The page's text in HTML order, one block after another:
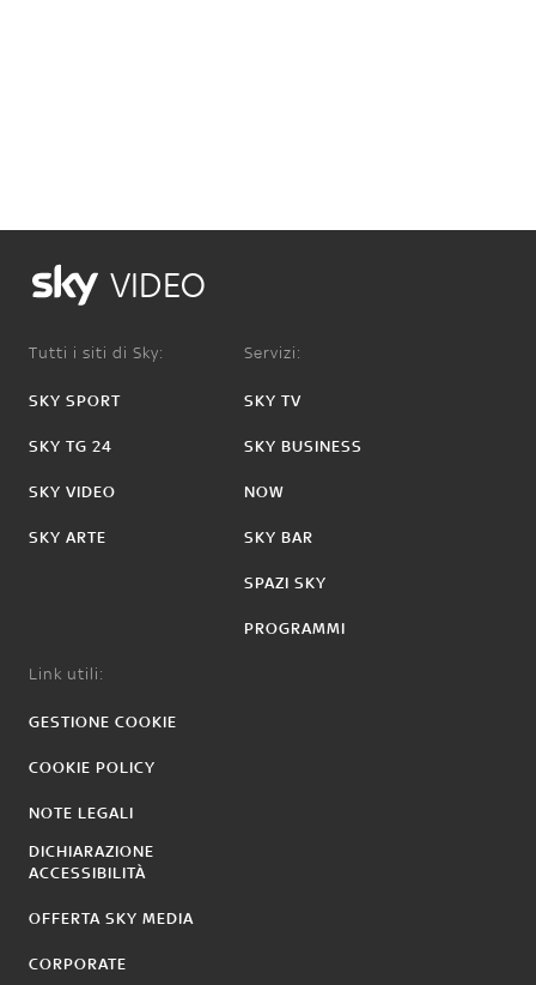
VIDEO
Tutti i siti di Sky:
SKY SPORT
SKY TG 24
SKY VIDEO
SKY ARTE
Servizi:
SKY TV
SKY BUSINESS
NOW
SKY BAR
SPAZI SKY
PROGRAMMI
Link utili:
GESTIONE COOKIE
COOKIE POLICY
NOTE LEGALI
DICHIARAZIONE
ACCESSIBILITÀ
OFFERTA SKY MEDIA
CORPORATE